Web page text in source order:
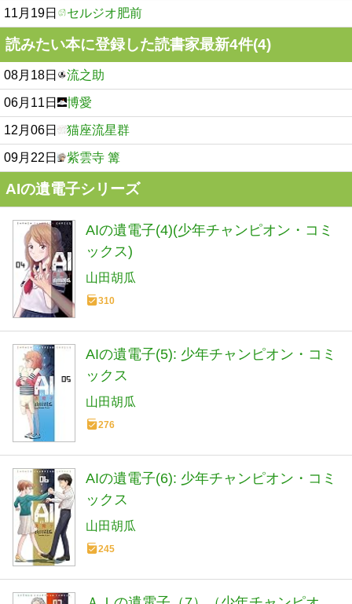
11月19日 セルジオ肥前
読みたい本に登録した読書家最新4件(4)
08月18日 流之助
06月11日 博愛
12月06日 猫座流星群
09月22日 紫雲寺 篝
AIの遺電子シリーズ
AIの遺電子(4)(少年チャンピオン・コミ
ックス)
山田胡瓜
310
AIの遺電子(5): 少年チャンピオン・コミ
ックス
山田胡瓜
276
AIの遺電子(6): 少年チャンピオン・コミ
ックス
山田胡瓜
245